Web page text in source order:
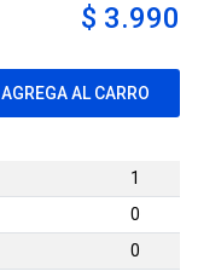
$ 3.990
AGREGA AL CARRO
1
0
0